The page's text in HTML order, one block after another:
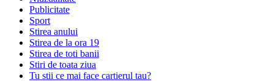
Publicitate
Sport
Stirea anului
Stirea de la ora 19
Stirea de toti banii
Stiri de toata ziua
Tu stii ce mai face cartierul tau?